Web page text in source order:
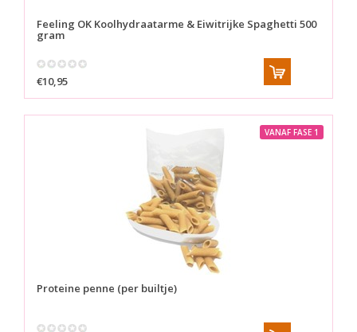
Feeling OK Koolhydraatarme & Eiwitrijke Spaghetti 500
gram
€10,95
VANAF FASE 1
Proteine penne (per builtje)